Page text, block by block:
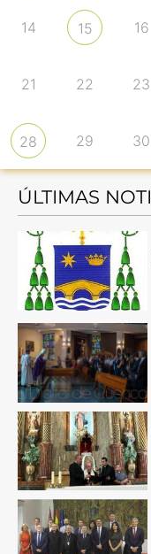
14 15 16
21 22 23
28 29 30
ÚLTIMAS